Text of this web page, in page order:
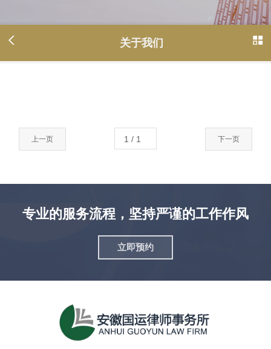
关于我们
上一页 下一页
专业的服务流程，坚持严谨的工作作风
立即预约